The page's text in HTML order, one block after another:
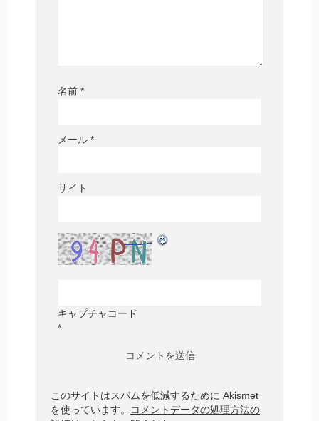
名前 *
メール *
サイト
キャプチャコード
*
このサイトはスパムを低減するために Akismet
を使っています。
コメントデータの処理方法の